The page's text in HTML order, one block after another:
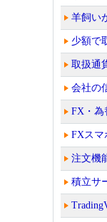
羊飼い
少額で
取扱通
会社の
FX・為
FXスマ
注文機
積立サ